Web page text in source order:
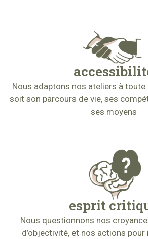
Nous adaptons nos ateliers à toute
soit son parcours de vie, ses
ses moyens
esprit
Nous questionnons nos
d’objectivité, et nos actions pour